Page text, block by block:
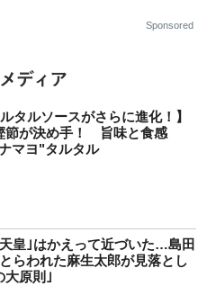
Sponsored
タルソースがさらに進化！】
節が決め手！ 旨味と食感
マヨ"タルタル
皇｣はかえって近づいた…島田
らわれた麻生太郎が見落とし
大原則｣